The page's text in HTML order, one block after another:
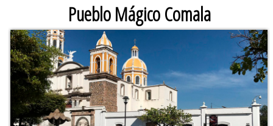
Pueblo Mágico Comala